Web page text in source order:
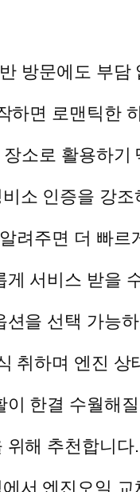
방문에도 부담
하면 로맨틱한
소로 활용하기
소 인증을 강
려주면 더 빠르
서비스 받을
을 선택 가능
취하며 엔진 상
한결 수월해
위해 추천합니다.
서 엔진오일